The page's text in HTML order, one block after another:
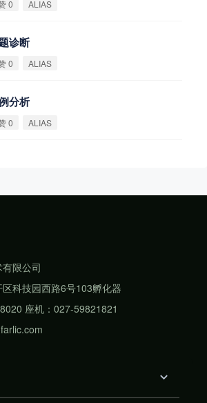
0 ALIAS
诊断
0 ALIAS
分析
0 ALIAS
限公司
科技园西路6号103孵化器
座机：027-59821821